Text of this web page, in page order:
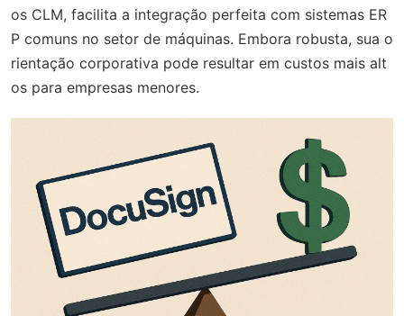
os CLM, facilita a integração perfeita com sistemas ER
P comuns no setor de máquinas. Embora robusta, sua o
rientação corporativa pode resultar em custos mais alt
os para empresas menores.